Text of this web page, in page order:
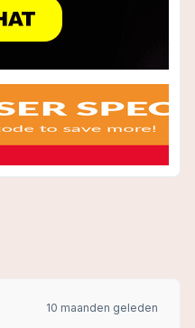
10 maanden geleden